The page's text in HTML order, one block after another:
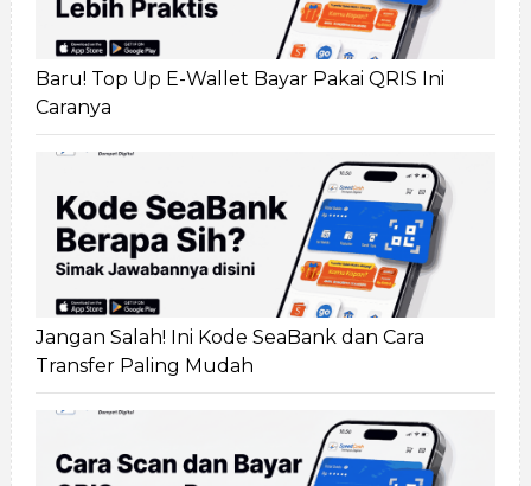
Baru! Top Up E-Wallet Bayar Pakai QRIS Ini
Caranya
Jangan Salah! Ini Kode SeaBank dan Cara
Transfer Paling Mudah